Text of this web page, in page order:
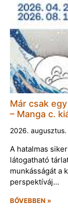
Már csak
– Manga c.
2026.
A hatalmas
látogatható
munkásságát a
perspektíváj…
BŐVEBBEN »